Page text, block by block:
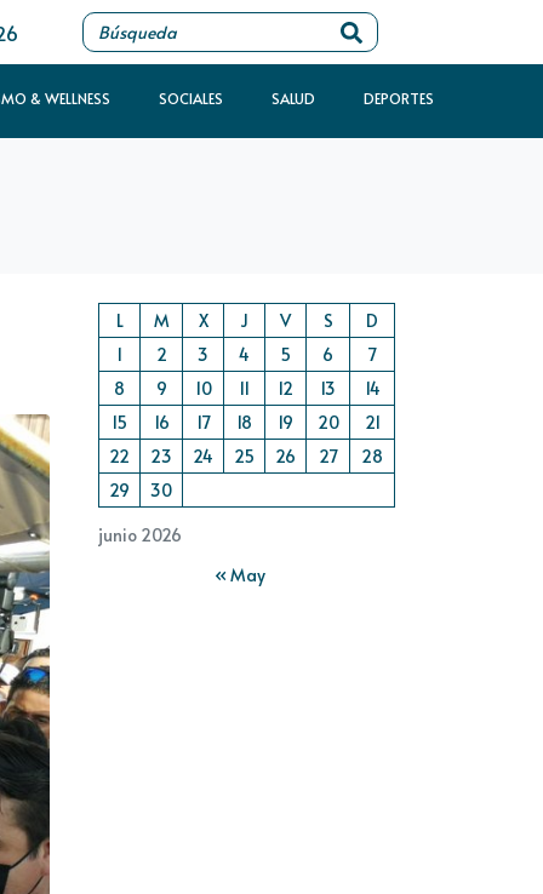
& WELLNESS SOCIALES SALUD DEPORTES
junio 2026
L M X J V S
D
1
2 3 4 5 6
7
8
9 10 11 12 13
14
15
16 17 18 19 20
21
22
23 24 25 26 27
28
29
30
« May